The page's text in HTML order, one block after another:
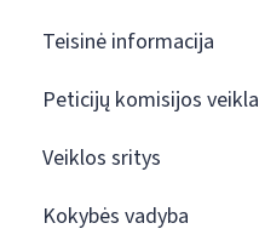
Teisinė informacija
Peticijų komisijos veikla
Veiklos sritys
Kokybės vadyba